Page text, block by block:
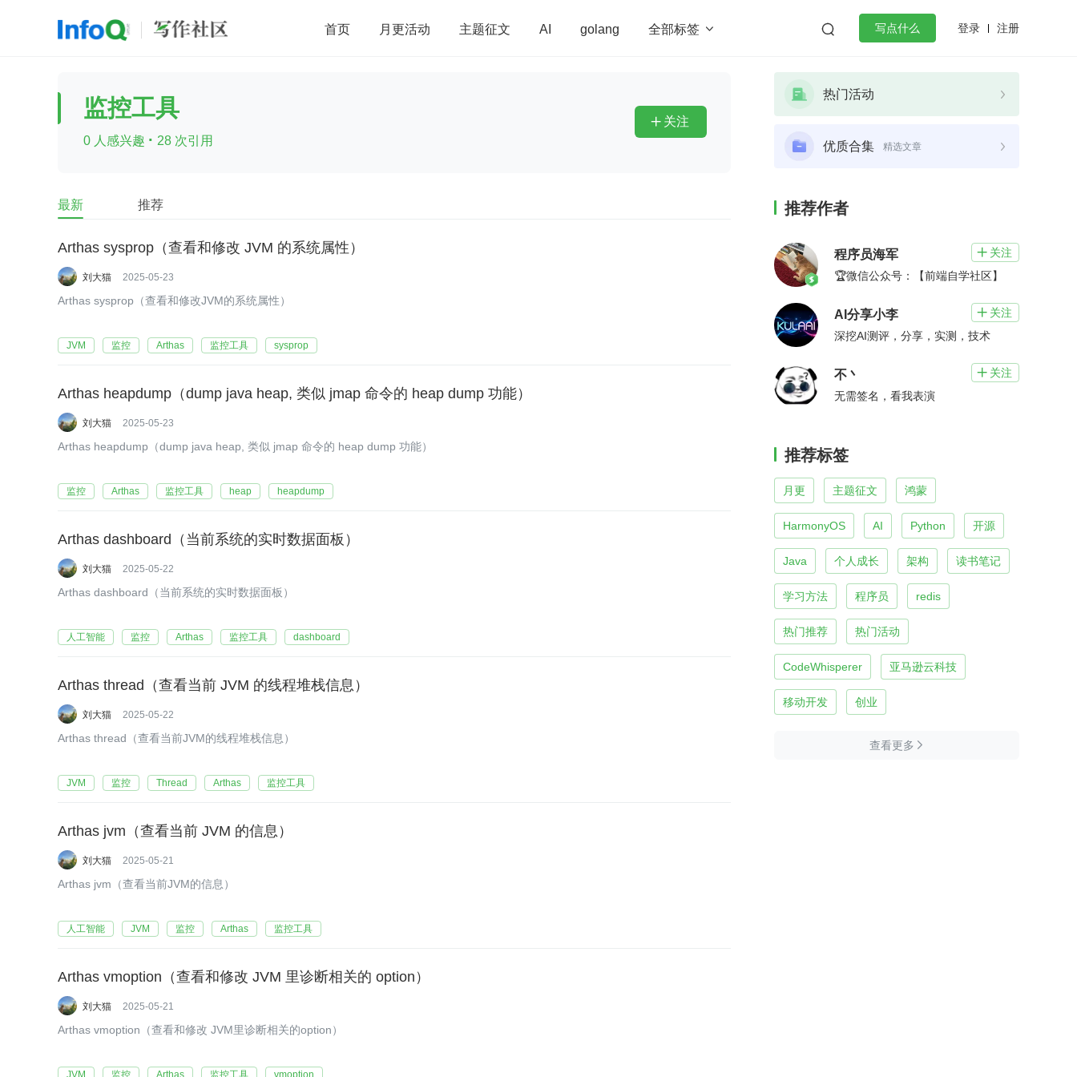
首页 月更活动 主题征文 AI golang 全部标签   写点什么 登录 注册
前端 AI redis
查看更多
监控工具
0 人感兴趣 · 28 次引用
 关注
最新 推荐
Arthas sysprop（查看和修改 JVM 的系统属性）
刘大猫 2025-05-23
Arthas sysprop（查看和修改JVM的系统属性）
JVM 监控 Arthas 监控工具 sysprop
Arthas heapdump（dump java heap, 类似 jmap 命令的 heap dump 功能）
刘大猫 2025-05-23
Arthas heapdump（dump java heap, 类似 jmap 命令的 heap dump 功能）
监控 Arthas 监控工具 heap heapdump
Arthas dashboard（当前系统的实时数据面板）
刘大猫 2025-05-22
Arthas dashboard（当前系统的实时数据面板）
人工智能 监控 Arthas 监控工具 dashboard
Arthas thread（查看当前 JVM 的线程堆栈信息）
刘大猫 2025-05-22
Arthas thread（查看当前JVM的线程堆栈信息）
JVM 监控 Thread Arthas 监控工具
Arthas jvm（查看当前 JVM 的信息）
刘大猫 2025-05-21
Arthas jvm（查看当前JVM的信息）
人工智能 JVM 监控 Arthas 监控工具
Arthas vmoption（查看和修改 JVM 里诊断相关的 option）
刘大猫 2025-05-21
Arthas vmoption（查看和修改 JVM里诊断相关的option）
JVM 监控 Arthas 监控工具 vmoption
热门活动
优质合集 精选文章
推荐作者
程序员海军  关注
🏆微信公众号：【前端自学社区】
AI分享小李  关注
深挖AI测评，分享，实测，技术
不丶  关注
无需签名，看我表演
推荐标签
月更 主题征文 鸿蒙
HarmonyOS AI Python 开源
Java 个人成长 架构 读书笔记
学习方法 程序员 redis
热门推荐 热门活动
CodeWhisperer 亚马逊云科技
移动开发 创业
查看更多 